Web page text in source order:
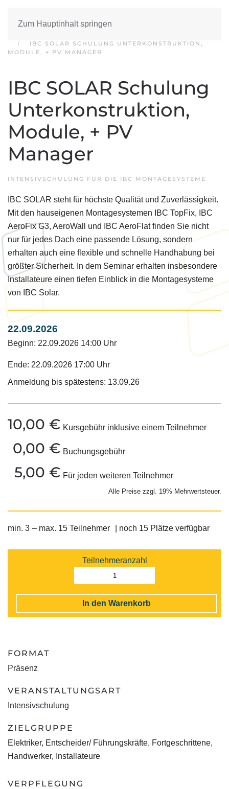
Zum Hauptinhalt springen
IBC SOLAR SCHULUNG UNTERKONSTRUKTION,
MODULE, + PV MANAGER
IBC SOLAR Schulung
Unterkonstruktion,
Module, + PV
Manager
INTENSIVSCHULUNG FÜR DIE IBC MONTAGESYSTEME
IBC SOLAR steht für höchste Qualität und Zuverlässigkeit.
Mit den hauseigenen Montagesystemen IBC TopFix, IBC
AeroFix G3, AeroWall und IBC AeroFlat finden Sie nicht
nur für jedes Dach eine passende Lösung, sondern
erhalten auch eine flexible und schnelle Handhabung bei
größter Sicherheit. In dem Seminar erhalten insbesondere
Installateure einen tiefen Einblick in die Montagesysteme
von IBC Solar.
22.09.2026
Beginn: 22.09.2026 14:00 Uhr
Ende: 22.09.2026 17:00 Uhr
Anmeldung bis spätestens: 13.09.26
10,00 € Kursgebühr inklusive einem Teilnehmer
0,00 € Buchungsgebühr
5,00 € Für jeden weiteren Teilnehmer
Alle Preise zzgl. 19% Mehrwertsteuer.
min. 3 – max. 15 Teilnehmer | noch 15 Plätze verfügbar
Teilnehmeranzahl
In den Warenkorb
FORMAT
Präsenz
VERANSTALTUNGSART
Intensivschulung
ZIELGRUPPE
Elektriker, Entscheider/ Führungskräfte, Fortgeschrittene,
Handwerker, Installateure
VERPFLEGUNG